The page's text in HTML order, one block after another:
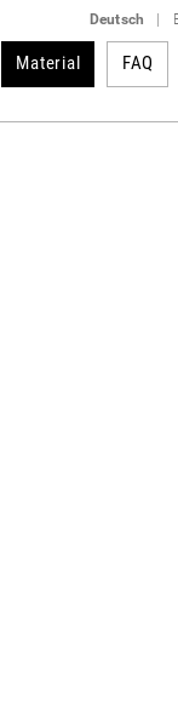
Deutsch
Material FAQ